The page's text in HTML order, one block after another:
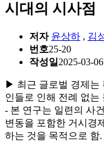
시대의 시사점
저자 윤상하 , 김
번호25-20
작성일 2025-03-06
▶ 최근 글로벌 경제는
인들로 인해 전례 없는
- 본 연구는 일련의 사
변동을 포함한 거시경
하는 것을 목적으로 함.